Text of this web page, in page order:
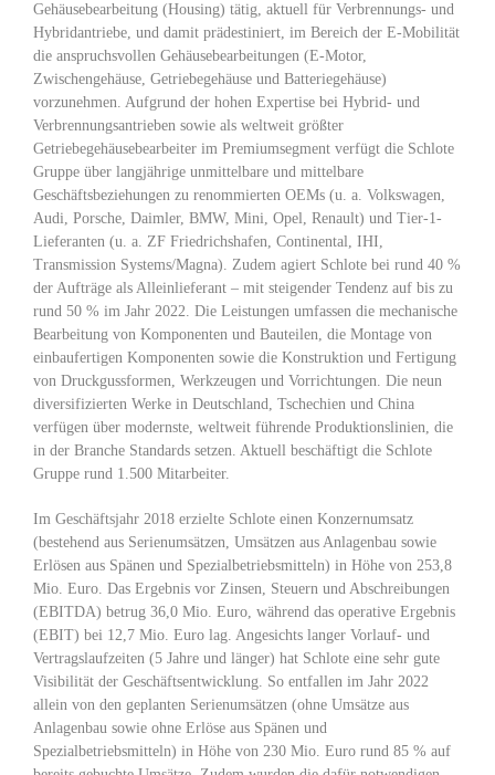
Gehäusebearbeitung (Housing) tätig, aktuell für Verbrennungs- und
Hybridantriebe, und damit prädestiniert, im Bereich der E-Mobilität
die anspruchsvollen Gehäusebearbeitungen (E-Motor,
Zwischengehäuse, Getriebegehäuse und Batteriegehäuse)
vorzunehmen. Aufgrund der hohen Expertise bei Hybrid- und
Verbrennungsantrieben sowie als weltweit größter
Getriebegehäusebearbeiter im Premiumsegment verfügt die Schlote
Gruppe über langjährige unmittelbare und mittelbare
Geschäftsbeziehungen zu renommierten OEMs (u. a. Volkswagen,
Audi, Porsche, Daimler, BMW, Mini, Opel, Renault) und Tier-1-
Lieferanten (u. a. ZF Friedrichshafen, Continental, IHI,
Transmission Systems/Magna). Zudem agiert Schlote bei rund 40 %
der Aufträge als Alleinlieferant – mit steigender Tendenz auf bis zu
rund 50 % im Jahr 2022. Die Leistungen umfassen die mechanische
Bearbeitung von Komponenten und Bauteilen, die Montage von
einbaufertigen Komponenten sowie die Konstruktion und Fertigung
von Druckgussformen, Werkzeugen und Vorrichtungen. Die neun
diversifizierten Werke in Deutschland, Tschechien und China
verfügen über modernste, weltweit führende Produktionslinien, die
in der Branche Standards setzen. Aktuell beschäftigt die Schlote
Gruppe rund 1.500 Mitarbeiter.
Im Geschäftsjahr 2018 erzielte Schlote einen Konzernumsatz
(bestehend aus Serienumsätzen, Umsätzen aus Anlagenbau sowie
Erlösen aus Spänen und Spezialbetriebsmitteln) in Höhe von 253,8
Mio. Euro. Das Ergebnis vor Zinsen, Steuern und Abschreibungen
(EBITDA) betrug 36,0 Mio. Euro, während das operative Ergebnis
(EBIT) bei 12,7 Mio. Euro lag. Angesichts langer Vorlauf- und
Vertragslaufzeiten (5 Jahre und länger) hat Schlote eine sehr gute
Visibilität der Geschäftsentwicklung. So entfallen im Jahr 2022
allein von den geplanten Serienumsätzen (ohne Umsätze aus
Anlagenbau sowie ohne Erlöse aus Spänen und
Spezialbetriebsmitteln) in Höhe von 230 Mio. Euro rund 85 % auf